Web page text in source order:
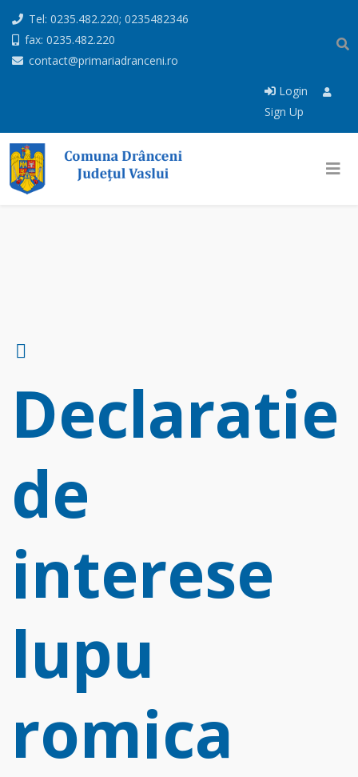
Tel: 0235.482.220; 0235482346
fax: 0235.482.220
contact@primariadranceni.ro
Login
Sign Up
d
f
Declaratie
de
interese
lupu
romica